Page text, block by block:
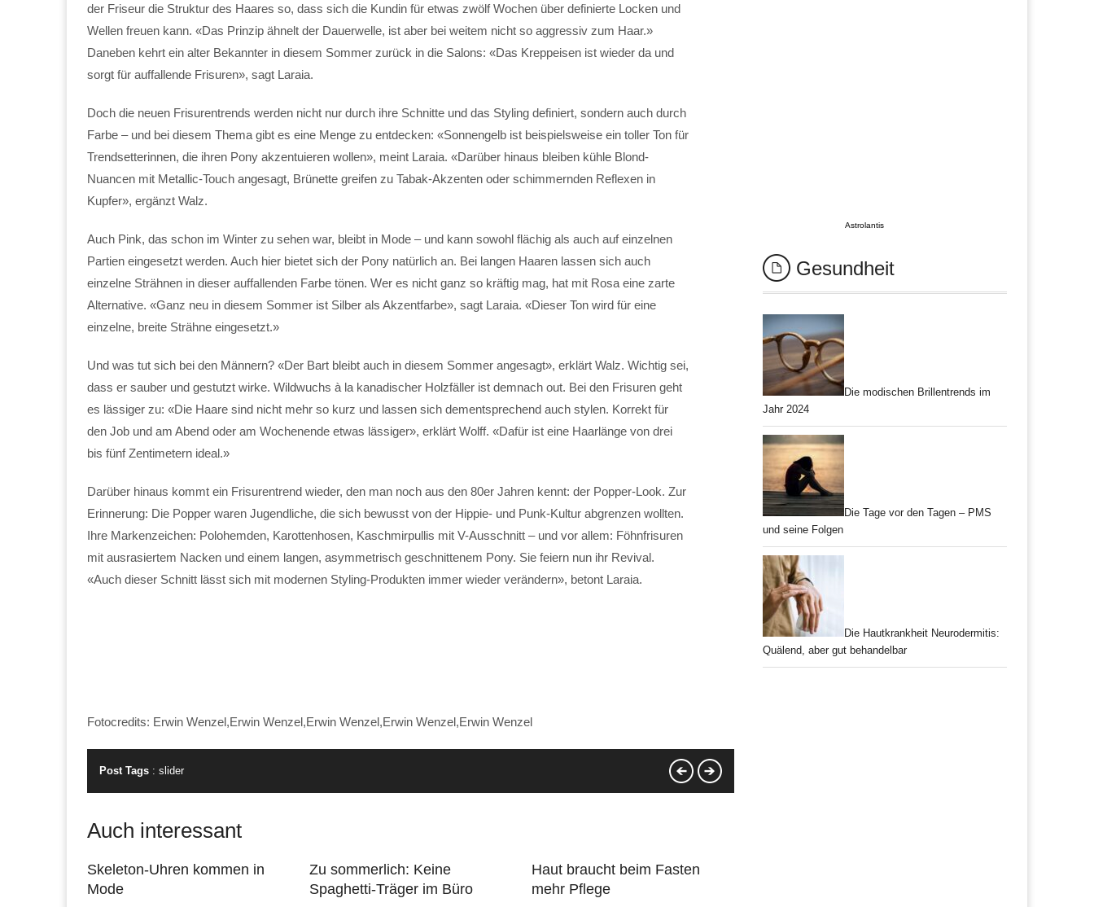
der Friseur die Struktur des Haares so, dass sich die Kundin für etwas zwölf Wochen über definierte Locken und
Wellen freuen kann. «Das Prinzip ähnelt der Dauerwelle, ist aber bei weitem nicht so aggressiv zum Haar.»
Daneben kehrt ein alter Bekannter in diesem Sommer zurück in die Salons: «Das Kreppeisen ist wieder da und
sorgt für auffallende Frisuren», sagt Laraia.
Doch die neuen Frisurentrends werden nicht nur durch ihre Schnitte und das Styling definiert, sondern auch durch
Farbe – und bei diesem Thema gibt es eine Menge zu entdecken: «Sonnengelb ist beispielsweise ein toller Ton für
Trendsetterinnen, die ihren Pony akzentuieren wollen», meint Laraia. «Darüber hinaus bleiben kühle Blond-
Nuancen mit Metallic-Touch angesagt, Brünette greifen zu Tabak-Akzenten oder schimmernden Reflexen in
Kupfer», ergänzt Walz.
Auch Pink, das schon im Winter zu sehen war, bleibt in Mode – und kann sowohl flächig als auch auf einzelnen
Partien eingesetzt werden. Auch hier bietet sich der Pony natürlich an. Bei langen Haaren lassen sich auch
einzelne Strähnen in dieser auffallenden Farbe tönen. Wer es nicht ganz so kräftig mag, hat mit Rosa eine zarte
Alternative. «Ganz neu in diesem Sommer ist Silber als Akzentfarbe», sagt Laraia. «Dieser Ton wird für eine
einzelne, breite Strähne eingesetzt.»
Und was tut sich bei den Männern? «Der Bart bleibt auch in diesem Sommer angesagt», erklärt Walz. Wichtig sei,
dass er sauber und gestutzt wirke. Wildwuchs à la kanadischer Holzfäller ist demnach out. Bei den Frisuren geht
es lässiger zu: «Die Haare sind nicht mehr so kurz und lassen sich dementsprechend auch stylen. Korrekt für
den Job und am Abend oder am Wochenende etwas lässiger», erklärt Wolff. «Dafür ist eine Haarlänge von drei
bis fünf Zentimetern ideal.»
Darüber hinaus kommt ein Frisurentrend wieder, den man noch aus den 80er Jahren kennt: der Popper-Look. Zur
Erinnerung: Die Popper waren Jugendliche, die sich bewusst von der Hippie- und Punk-Kultur abgrenzen wollten.
Ihre Markenzeichen: Polohemden, Karottenhosen, Kaschmirpullis mit V-Ausschnitt – und vor allem: Föhnfrisuren
mit ausrasiertem Nacken und einem langen, asymmetrisch geschnittenem Pony. Sie feiern nun ihr Revival.
«Auch dieser Schnitt lässt sich mit modernen Styling-Produkten immer wieder verändern», betont Laraia.
Fotocredits: Erwin Wenzel,Erwin Wenzel,Erwin Wenzel,Erwin Wenzel,Erwin Wenzel
Post Tags : slider
Auch interessant
Skeleton-Uhren kommen in
Mode
Zu sommerlich: Keine
Spaghetti-Träger im Büro
Haut braucht beim Fasten
mehr Pflege
Astrolantis
Gesundheit
Die modischen Brillentrends im
Jahr 2024
Die Tage vor den Tagen – PMS
und seine Folgen
Die Hautkrankheit Neurodermitis:
Quälend, aber gut behandelbar